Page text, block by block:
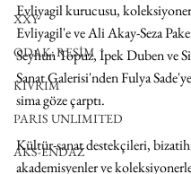
XXY
ODAK: RESİM
KIVRIM
PARIS UNLIMITED
AKS-ENDAZ
Evliyagil kurucusu,
Evliyagil'e ve Ali Akay-Seza
Seyhun Topuz, İpek Duben ve
Sanat Galerisi'nden Fulya
sima göze çarptı.
Kültür-sanat destekçileri,
akademisyenler ve